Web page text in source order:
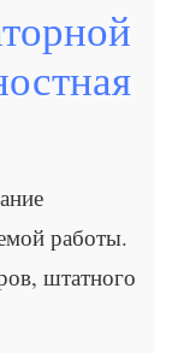
работы.
штатного